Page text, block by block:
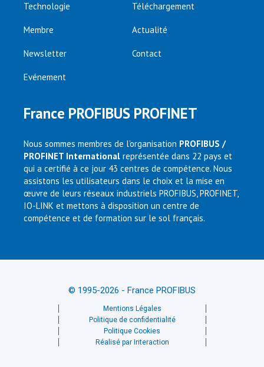
Technologie Téléchargement
Membre Actualité
Newsletter Contact
Evénement
France PROFIBUS PROFINET
Nous sommes membres de l’organisation PROFIBUS /
PROFINET International représentée dans 22 pays et
qui a certifié à ce jour 43 centres de compétence. Nous
assistons les utilisateurs dans le choix et la mise en
œuvre de leurs réseaux industriels PROFIBUS, PROFINET,
IO-LINK et mettons à disposition un centre de
compétence et de formation sur le sol français.
© 1995-2026 - France PROFIBUS
Mentions Légales
Politique de confidentialité
Politique Cookies
Réalisé par Interaction